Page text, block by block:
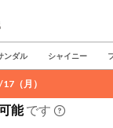
ンダル シャイニー
（月）
能です